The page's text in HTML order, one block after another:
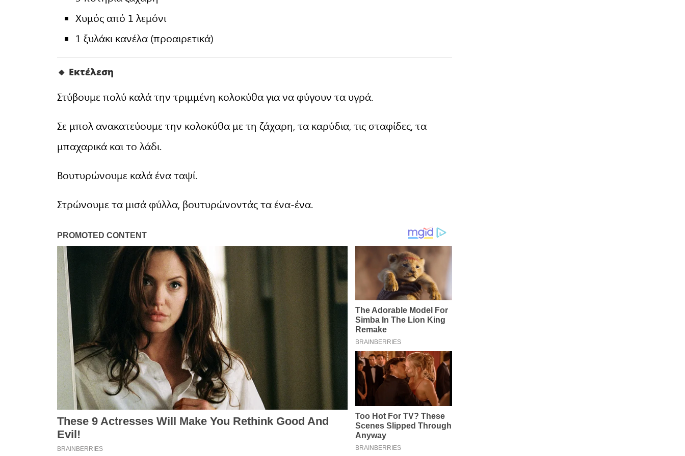
Χυμός από 1 λεμόνι
1 ξυλάκι κανέλα (προαιρετικά)
🔸 Εκτέλεση
Στύβουμε πολύ καλά την τριμμένη κολοκύθα για να φύγουν τα υγρά.
Σε μπολ ανακατεύουμε την κολοκύθα με τη ζάχαρη, τα καρύδια, τις σταφίδες, τα
μπαχαρικά και το λάδι.
Βουτυρώνουμε καλά ένα ταψί.
Στρώνουμε τα μισά φύλλα, βουτυρώνοντάς τα ένα-ένα.